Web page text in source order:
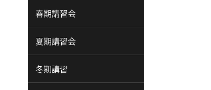
春期講習会
夏期講習会
冬期講習